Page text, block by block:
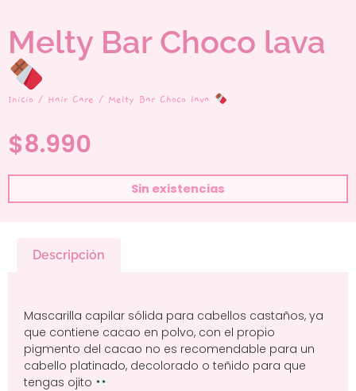
Melty Bar Choco lava
Inicio / Hair Care / Melty Bar Choco lava
$8.990
Sin existencias
Descripción
Mascarilla capilar sólida para cabellos castaños, ya
que contiene cacao en polvo, con el propio
pigmento del cacao no es recomendable para un
cabello platinado, decolorado o teñido para que
tengas ojito